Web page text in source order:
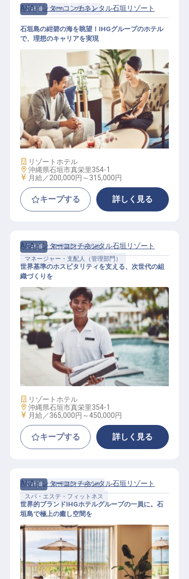
正社員 宿泊 フロント
フロントオフィス│年間休日120日／
福利厚生充実／内定までWEB完結可
ANAインターコンチネンタル石垣リゾート
石垣島の紺碧の海を眺望！IHGグループのホテル
で、理想のキャリアを実現
施設業態
リゾートホテル
勤務地
沖縄県石垣市真栄里354-1
給与
月給／200,000円～ 315,000円
キープする 詳しく見る
正社員
管理部門・その他
マネージャー・支配人（管理部門）
人材開発マネージャー／月給36.5万
円～／年休120日／経験者優遇
ANAインターコンチネンタル石垣リゾート
世界基準のホスピタリティを支える、次世代の組
織づくりを
施設業態
リゾートホテル
勤務地
沖縄県石垣市真栄里354-1
給与
月給／365,000円～450,000円
キープする 詳しく見る
正社員
管理部門・その他
スパ・エステ・フィットネス
ANAインターコンチネンタル石垣リゾート
世界的ブランドIHGホテルグループの一員に。石
垣島で極上の癒し空間を